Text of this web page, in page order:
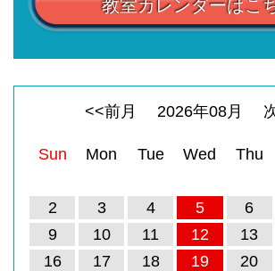
教室カレンダーはこ
<<前月 2026年08 月
Sun Mon Tue Wed Thu
2
3 4 5 6
9
10 11 12 13
16
17 18 19 20